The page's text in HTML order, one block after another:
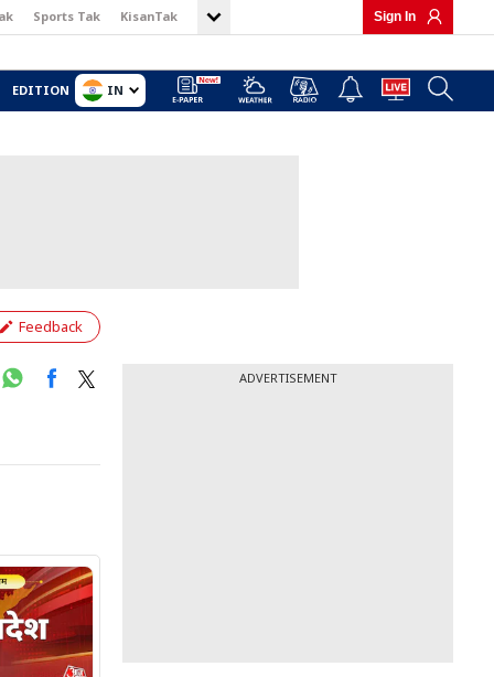
Sports Tak KisanTak Sign In
EDITION IN
Feedback
ADVERTISEMENT